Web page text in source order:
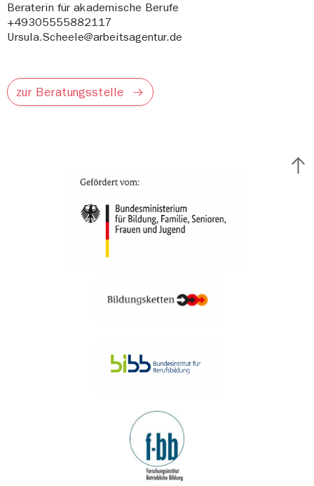
Beraterin für akademische Berufe
+49305555882117
Ursula.Scheele@arbeitsagentur.de
zur Beratungsstelle